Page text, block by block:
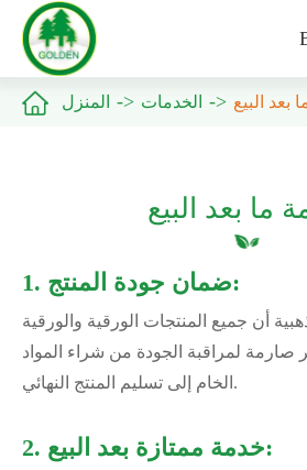
 المنزل الخدمات بعد البيع
ما بعد البيع
1. ضمان جودة المنتج:
أن جميع المنتجات الورقية والورقية
صارمة لمراقبة الجودة من شراء المواد
الخام إلى تسليم المنتج النهائي.
2. خدمة ممتازة بعد البيع: